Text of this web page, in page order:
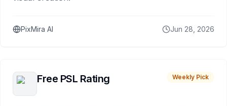
PixMira AI Jun 28, 2026
Free PSL Rating Weekly Pick